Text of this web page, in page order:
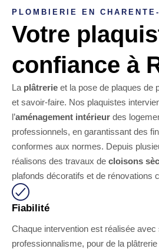
PLOMBIERIE EN
Votre
confiance à
La plâtrerie et la pose de plaques de
et savoir-faire. Nos plaquistes
l’aménagement intérieur des
professionnels, en garantissant des
conformes aux normes. Depuis
réalisons des travaux de cloisons
plafonds décoratifs et de rénovations
Fiabilité
Chaque intervention est réalisée avec
professionnalisme, pour de la